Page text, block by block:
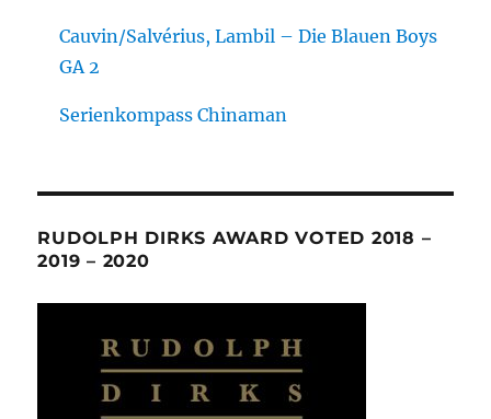
Cauvin/Salvérius, Lambil – Die Blauen Boys
GA 2
Serienkompass Chinaman
RUDOLPH DIRKS AWARD VOTED 2018 –
2019 – 2020